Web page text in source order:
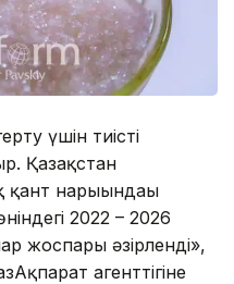
үшін тиісті
Қазақстан
нарығындағы
2022 – 2026
жоспары әзірленді»,
агенттігіне